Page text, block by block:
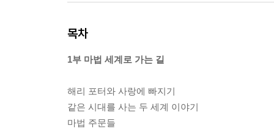
목차
1부 마법 세계로 가는 길
해리 포터와 사랑에 빠지기
같은 시대를 사는 두 세계 이야기
마법 주문들